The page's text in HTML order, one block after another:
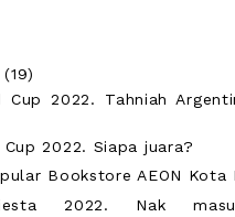
(19)
Cup 2022. Tahniah
Cup 2022. Siapa juara?
Bookstore AEON Kota
2022. Nak